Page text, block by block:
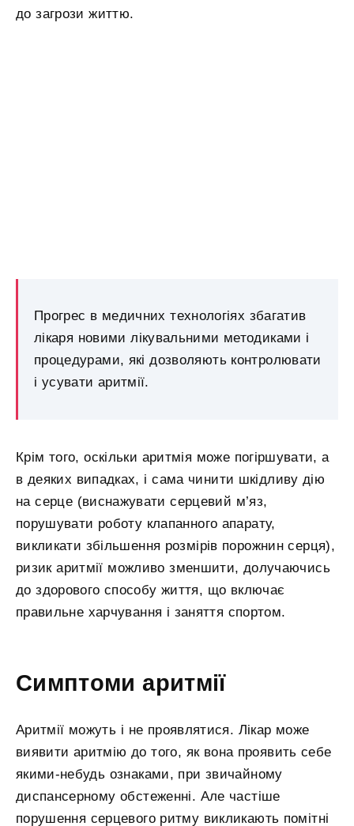
до загрози життю.
Прогрес в медичних технологіях збагатив
лікаря новими лікувальними методиками і
процедурами, які дозволяють контролювати
і усувати аритмії.
Крім того, оскільки аритмія може погіршувати, а
в деяких випадках, і сама чинити шкідливу дію
на серце (виснажувати серцевий м’яз,
порушувати роботу клапанного апарату,
викликати збільшення розмірів порожнин серця),
ризик аритмії можливо зменшити, долучаючись
до здорового способу життя, що включає
правильне харчування і заняття спортом.
Симптоми аритмії
Аритмії можуть і не проявлятися. Лікар може
виявити аритмію до того, як вона проявить себе
якими-небудь ознаками, при звичайному
диспансерному обстеженні. Але частіше
порушення серцевого ритму викликають помітні